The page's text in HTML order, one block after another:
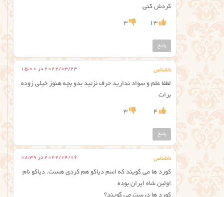
کردش کنی
13
3
پاسخ
ناشناس 2022/03/23 در 15:00
لطفا علم و سواد ندارید حرف نزنید بدو بچه هنوز خیلی زوده
برات
4
3
پاسخ
ناشناس 2022/04/06 در 08:39
کورد ها می گویند که اسم دیاکو هم کردی هست. دیاکو نام
اولین شاه ایران بوده
کورد ها درست می گویند؟